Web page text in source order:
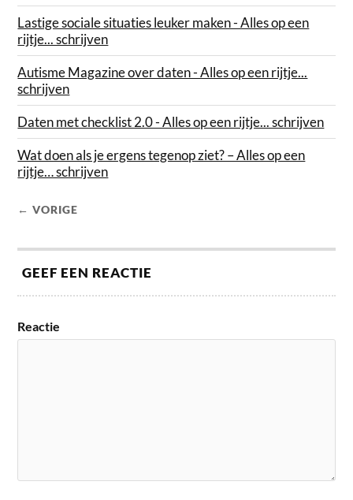
Lastige sociale situaties leuker maken - Alles op een
rijtje... schrijven
Autisme Magazine over daten - Alles op een rijtje...
schrijven
Daten met checklist 2.0 - Alles op een rijtje... schrijven
Wat doen als je ergens tegenop ziet? – Alles op een
rijtje… schrijven
← VORIGE
GEEF EEN REACTIE
Reactie